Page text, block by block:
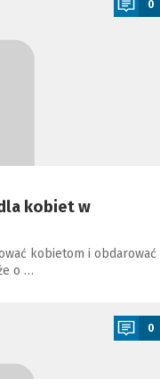
0
kobiet w
kobietom i obdarować
o …
0